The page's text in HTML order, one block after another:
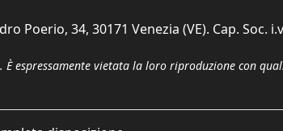
Poerio, 34, 30171 Venezia (VE). Cap. Soc.
espressamente vietata la loro riproduzione con